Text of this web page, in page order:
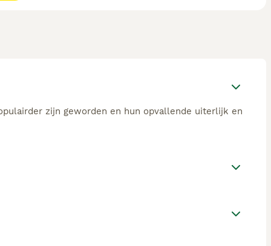
zijn geworden en hun opvallende uiterlijk en